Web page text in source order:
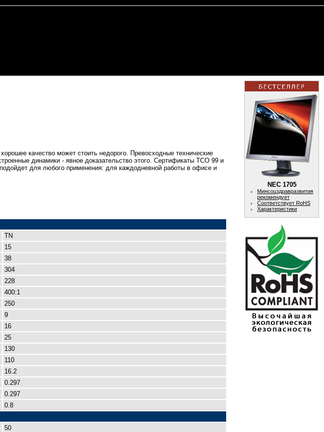
качество может стоить недорого. Превосходные технические
динамики - явное доказательство этого. Cертификаты TCO 99 и
для любого применения: для каждодневной работы в офисе и
TN
15
38
304
228
400:1
250
9
16
25
130
110
16.2
0.297
0.297
0.8
50
NEC 1705
Минсоцздравразвития
рекомендует
Соответствует RoHS
Характеристики